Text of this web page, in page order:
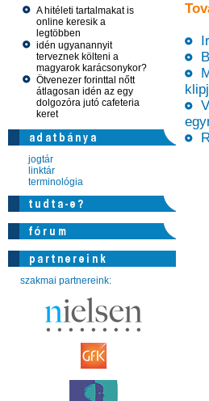
A hitéleti tartalmakat is
online keresik a
legtöbben
idén ugyanannyit
terveznek költeni a
magyarok karácsonykor?
Ötvenezer forinttal nőtt
átlagosan idén az egy
dolgozóra jutó cafeteria
keret
jogtár
linktár
terminológia
szakmai partnereink: